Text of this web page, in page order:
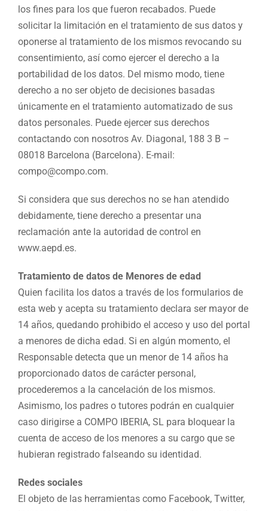
los fines para los que fueron recabados. Puede
solicitar la limitación en el tratamiento de sus datos y
oponerse al tratamiento de los mismos revocando su
consentimiento, así como ejercer el derecho a la
portabilidad de los datos. Del mismo modo, tiene
derecho a no ser objeto de decisiones basadas
únicamente en el tratamiento automatizado de sus
datos personales. Puede ejercer sus derechos
contactando con nosotros Av. Diagonal, 188 3 B –
08018 Barcelona (Barcelona). E-mail:
compo@compo.com.
Si considera que sus derechos no se han atendido
debidamente, tiene derecho a presentar una
reclamación ante la autoridad de control en
www.aepd.es.
Tratamiento de datos de Menores de edad
Quien facilita los datos a través de los formularios de
esta web y acepta su tratamiento declara ser mayor de
14 años, quedando prohibido el acceso y uso del portal
a menores de dicha edad. Si en algún momento, el
Responsable detecta que un menor de 14 años ha
proporcionado datos de carácter personal,
procederemos a la cancelación de los mismos.
Asimismo, los padres o tutores podrán en cualquier
caso dirigirse a COMPO IBERIA, SL para bloquear la
cuenta de acceso de los menores a su cargo que se
hubieran registrado falseando su identidad.
Redes sociales
El objeto de las herramientas como Facebook, Twitter,